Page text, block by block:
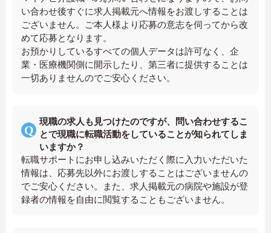
い合わせ後すぐに求人掲載元へ情報をお渡しすることは
ございません。ご本人様より応募の意志を伺ってから改
めて応募となります。
お預かりしているすべての個人データは許可なく、企
業・医療機関側に開示したり、第三者に提供することは
一切ありませんのでご安心ください。
現職の求人も見つけたのですが、問い合わせするこ
とで現職に転職活動をしていることが知られてしま
いますか？
転職サポートにお申し込みいただく際に入力いただいた
情報は、応募先以外にお渡しすることはございませんの
でご安心ください。また、求人掲載元の病院や施設が登
録者の情報を自由に閲覧することもございません。